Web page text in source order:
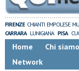
FIRENZE CHIANTI EMPOLESE
CARRARA LUNIGIANA PISA
Home Chi siamo
Network